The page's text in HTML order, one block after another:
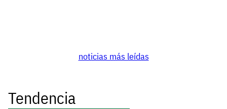
noticias más leídas
Tendencia